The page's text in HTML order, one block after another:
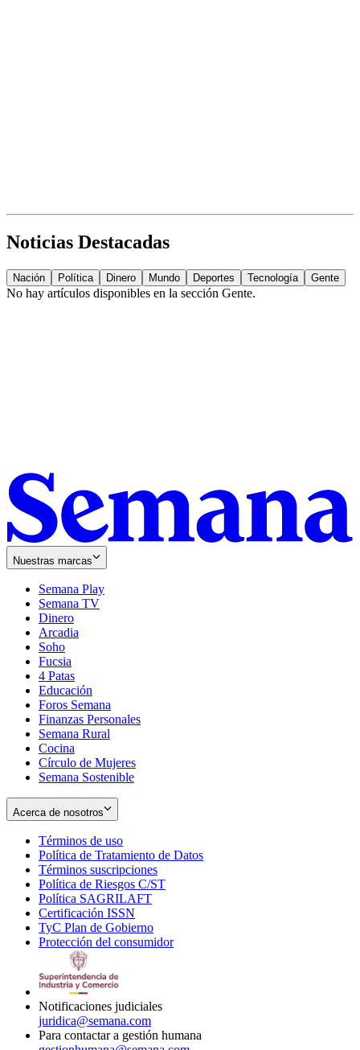
Noticias Destacadas
Nación Política Dinero Mundo Deportes Tecnología Gente
No hay artículos disponibles en la sección Gente.
Nuestras marcas
Semana Play
Semana TV
Dinero
Arcadia
Soho
in
new
window
Fucsia
in
new
window
4 Patas
Educación
Foros Semana
Finanzas Personales
Semana Rural
Cocina
Círculo de Mujeres
Semana Sostenible
Acerca de nosotros
Términos de uso
in
new
window
Política de Tratamiento de Datos
Términos suscripciones
in
Política de Riesgos C/ST
Política SAGRILAFT
new
window
Certificación ISSN
in
new
TyC Plan de Gobierno
in
Protección del consumidorOpens
Notificaciones judiciales
juridica@semana.com
Para contactar a gestión humana